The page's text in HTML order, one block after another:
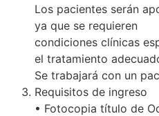
Los pacientes serán
ya que se requieren
condiciones clínicas
el tratamiento
Se trabajará con un
Requisitos de ingreso
• Fotocopia título de